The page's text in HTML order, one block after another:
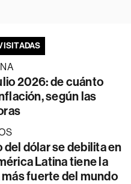
2026: de cuánto
según las
del dólar se debilita en
Latina tiene la
fuerte del mundo